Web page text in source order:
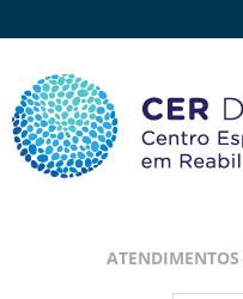
ATENDIMENTOS